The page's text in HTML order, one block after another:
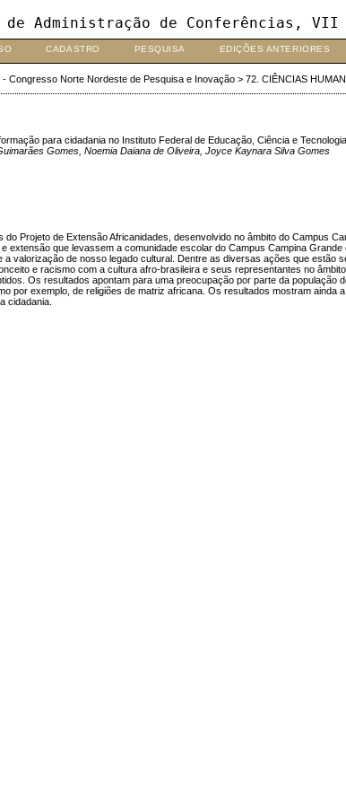
Administração de Conferências, VII
CADASTRO PESQUISA EDIÇÕES ANTERIORES
- Congresso Norte Nordeste de Pesquisa e Inovação> 72. CIÊNCIAS
para cidadania no Instituto Federal de Educação, Ciência e
Gomes, Noemia Daiana de Oliveira, Joyce Kaynara Silva Gomes
Projeto de Extensão Africanidades, desenvolvido no âmbito do Campus
extensão que levassem a comunidade escolar do Campus Campina
a valorização de nosso legado cultural. Dentre as diversas ações que
e racismo com a cultura afro-brasileira e seus representantes no
Os resultados apontam para uma preocupação por parte da
por exemplo, de religiões de matriz africana. Os resultados mostram
cidadania.